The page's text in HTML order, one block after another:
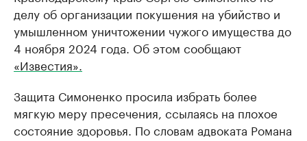
делу об организации покушения на убийство и
умышленном уничтожении чужого имущества до
4 ноября 2024 года. Об этом сообщают
«Известия».
Защита Симоненко просила избрать более
мягкую меру пресечения, ссылаясь на плохое
состояние здоровья. По словам адвоката Романа